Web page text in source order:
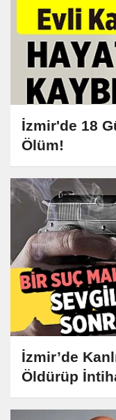
İzmir'de 18
Ölüm!
İzmir’de
Öldürüp